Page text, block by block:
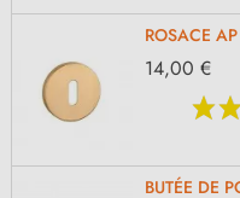
ROSACE
14,00 €
BUTÉE DE